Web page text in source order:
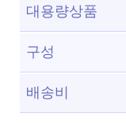
대용량상품
구성
배송비